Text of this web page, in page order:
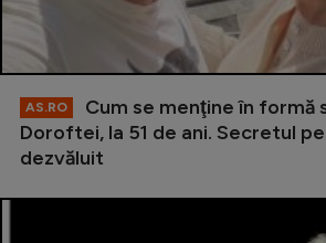
AS.RO
Cum se menţine în formă
Doroftei, la 51 de ani. Secretul
dezvăluit